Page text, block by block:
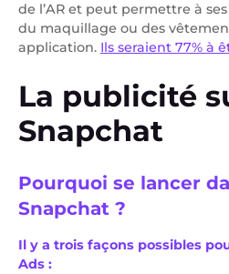
de l’AR et peut permettre à
du maquillage ou des
application. Ils seraient 77% à
La publicité
Snapchat
Pourquoi se lancer
Snapchat ?
Il y a trois façons possibles
Ads :